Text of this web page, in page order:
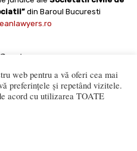
din Baroul Bucuresti
© Copyright 2008 -
web pentru a vă oferi cea mai
preferințele și repetând vizitele.
acord cu utilizarea TOATE